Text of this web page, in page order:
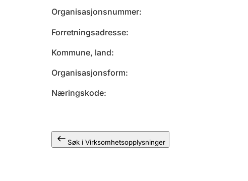
Organisasjonsnummer
Forretningsadresse
Kommune, land
Organisasjonsform
Næringskode
Søk i Virksomhetsopplysninger